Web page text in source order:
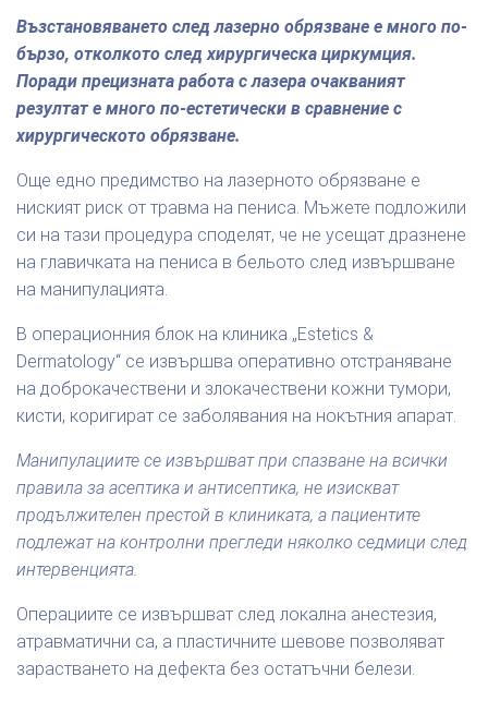
Възстановяването след лазерно обрязване е много по-
бързо, отколкото след хирургическа циркумция.
Поради прецизната работа с лазера очакваният
резултат е много по-естетически в сравнение с
хирургическото обрязване.
Още едно предимство на лазерното обрязване е
ниският риск от травма на пениса. Мъжете подложили
си на тази процедура споделят, че не усещат дразнене
на главичката на пениса в бельото след извършване
на манипулацията.
В операционния блок на клиника „Estetics &
Dermatology“ се извършва оперативно отстраняване
на доброкачествени и злокачествени кожни тумори,
кисти, коригират се заболявания на нокътния апарат.
Манипулациите се извършват при спазване на всички
правила за асептика и антисептика, не изискват
продължителен престой в клиниката, а пациентите
подлежат на контролни прегледи няколко седмици след
интервенцията.
Операциите се извършват след локална анестезия,
атравматични са, а пластичните шевове позволяват
зарастването на дефекта без остатъчни белези.